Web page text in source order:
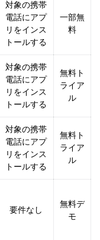
対象の携帯
電話にアプ
リをインス
トールする
一部無
料
対象の携帯
電話にアプ
リをインス
トールする
無料ト
ライア
ル
対象の携帯
電話にアプ
リをインス
トールする
無料ト
ライア
ル
要件なし
無料デ
モ